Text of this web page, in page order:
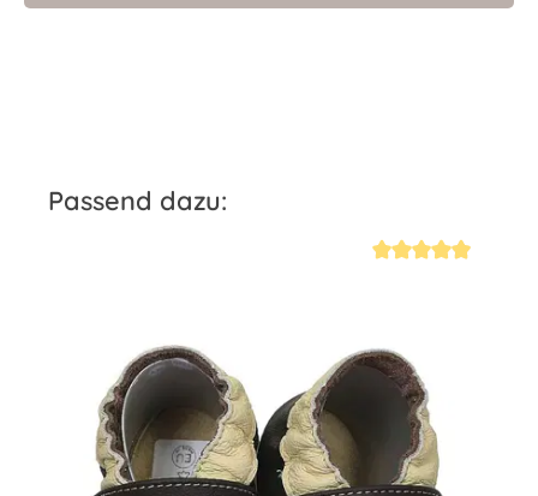
Produktgalerie überspringen
Passend dazu: